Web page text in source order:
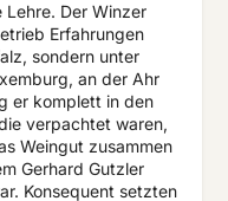
Der Winzer
Erfahrungen
sondern unter
an der Ahr
er komplett in den
verpachtet waren,
Weingut zusammen
Gerhard Gutzler
Konsequent setzten